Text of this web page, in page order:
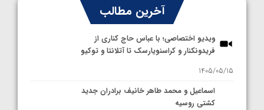
آخرین مطالب
ویدیو اختصاصی؛ با عباس حاج کناری از
فریدونکنار و کراسنویارسک تا آتلانتا و توکیو
1405/05/15
اسماعیل و محمد طاهر خانیف برادران جدید
کشتی روسیه